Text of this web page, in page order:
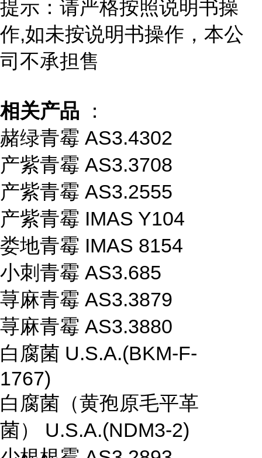
提示：请严格按照说明书操
作,如未按说明书操作，本公
司不承担售
相关产品 ：
赭绿青霉 AS3.4302
产紫青霉 AS3.3708
产紫青霉 AS3.2555
产紫青霉 IMAS Y104
娄地青霉 IMAS 8154
小刺青霉 AS3.685
荨麻青霉 AS3.3879
荨麻青霉 AS3.3880
白腐菌 U.S.A.(BKM-F-
1767)
白腐菌（黄孢原毛平革
菌） U.S.A.(NDM3-2)